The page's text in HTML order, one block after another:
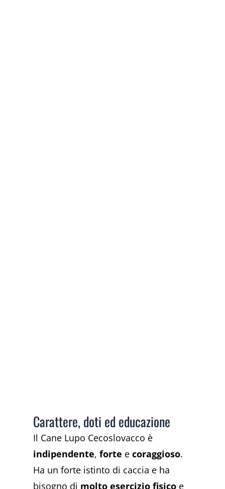
Carattere, doti ed educazione
Il Cane Lupo Cecoslovacco è
indipendente,forte ecoraggioso.
Ha un forte istinto di caccia e ha
bisogno di molto esercizio fisico e